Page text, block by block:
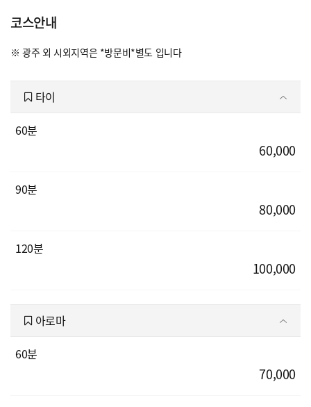
코스안내
※ 광주 외 시외지역은 *방문비*별도 입니다
타이
60분
60,000
90분
80,000
120분
100,000
아로마
60분
70,000